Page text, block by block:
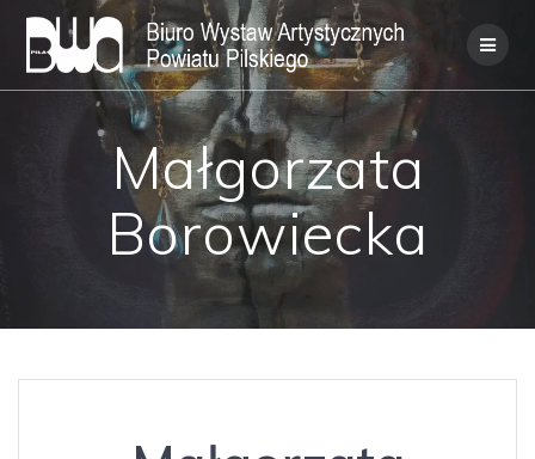
Skip
to
content
Małgorzata
Borowiecka